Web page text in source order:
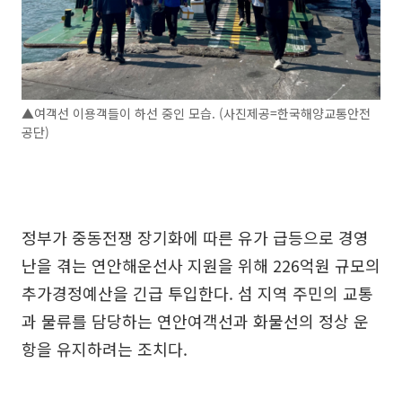
▲여객선 이용객들이 하선 중인 모습. (사진제공=한국해양교통안전
공단)
정부가 중동전쟁 장기화에 따른 유가 급등으로 경영
난을 겪는 연안해운선사 지원을 위해 226억원 규모의
추가경정예산을 긴급 투입한다. 섬 지역 주민의 교통
과 물류를 담당하는 연안여객선과 화물선의 정상 운
항을 유지하려는 조치다.